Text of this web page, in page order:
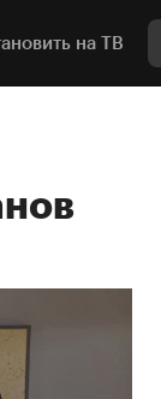
на ТВ